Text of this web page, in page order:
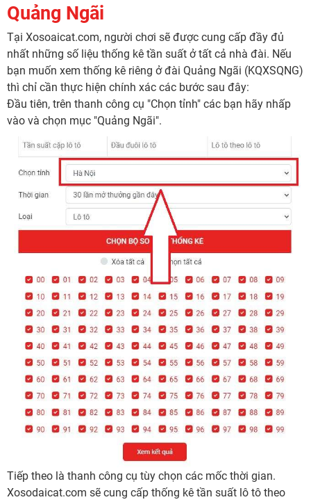
Quảng Ngãi
Tại Xosoaicat.com, người chơi sẽ được cung cấp đầy đủ
nhất những số liệu thống kê tần suất ở tất cả nhà đài. Nếu
bạn muốn xem thống kê riêng ở đài Quảng Ngãi (KQXSQNG)
thì chỉ cần thực hiện chính xác các bước sau đây:
Đầu tiên, trên thanh công cụ "Chọn tỉnh" các bạn hãy nhấp
vào và chọn mục "Quảng Ngãi".
Tiếp theo là thanh công cụ tùy chọn các mốc thời gian.
Xosodaicat.com sẽ cung cấp thống kê tần suất lô tô theo